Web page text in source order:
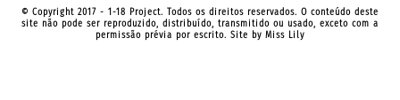
© Copyright 2017 - 1-18 Project. Todos os direitos reservados. O conteúdo deste
site não pode ser reproduzido, distribuído, transmitido ou usado, exceto com a
permissão prévia por escrito. Site by Miss Lily